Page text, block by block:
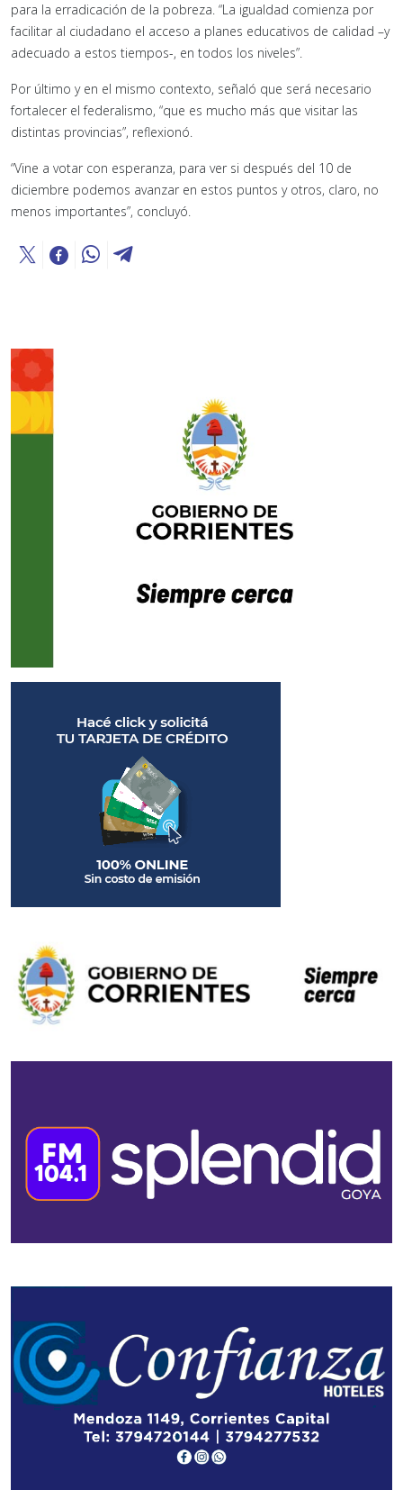
para la erradicación de la pobreza. “La igualdad comienza por
facilitar al ciudadano el acceso a planes educativos de calidad –y
adecuado a estos tiempos-, en todos los niveles”.
Por último y en el mismo contexto, señaló que será necesario
fortalecer el federalismo, “que es mucho más que visitar las
distintas provincias”, reflexionó.
“Vine a votar con esperanza, para ver si después del 10 de
diciembre podemos avanzar en estos puntos y otros, claro, no
menos importantes”, concluyó.